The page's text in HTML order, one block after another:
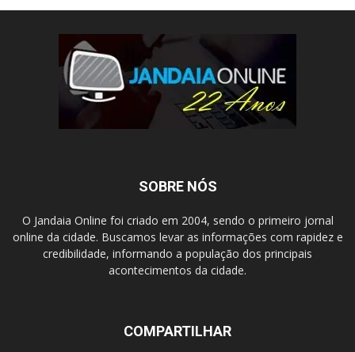
SOBRE NÓS
O Jandaia Online foi criado em 2004, sendo o primeiro jornal
online da cidade. Buscamos levar as informações com rapidez e
credibilidade, informando a população dos principais
acontecimentos da cidade.
COMPARTILHAR